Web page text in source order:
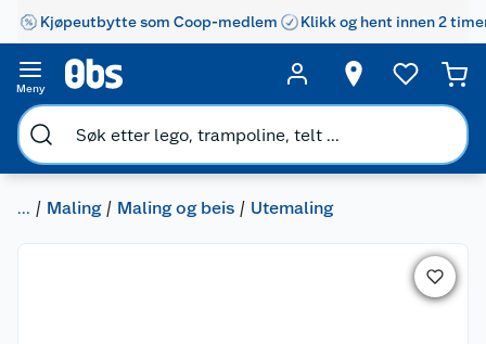
Kjøpeutbytte som Coop-medlem Klikk og hent innen 2
Meny
... Maling Maling og beis Utemaling